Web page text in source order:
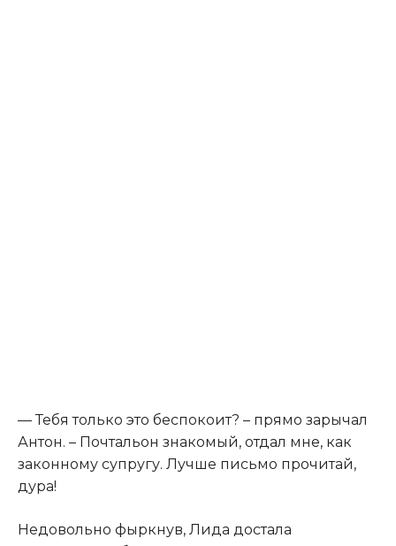
— Тебя только это беспокоит? – прямо зарычал
Антон. – Почтальон знакомый, отдал мне, как
законному супругу. Лучше письмо прочитай,
дуpa!
Недовольно фыркнув, Лида достала